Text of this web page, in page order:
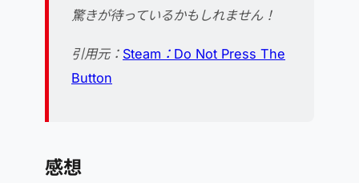
驚きが待っているかもしれません！
引用元： Steam：Do Not Press The
Button
感想